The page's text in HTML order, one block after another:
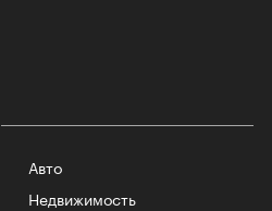
Авто
Недвижимость